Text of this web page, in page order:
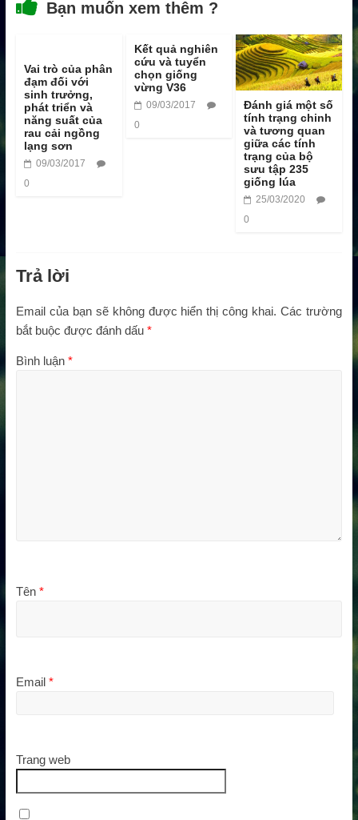
Bạn muốn xem thêm ?
Vai trò của phân
đạm đối với
sinh trưởng,
phát triển và
năng suất của
rau cải ngồng
lạng sơn
09/03/2017
0
Kết quả nghiên
cứu và tuyển
chọn giống
vừng V36
09/03/2017
0
Đánh giá một số
tính trạng chinh
và tương quan
giữa các tính
trạng của bộ
sưu tập 235
giống lúa
25/03/2020
0
Trả lời
Email của bạn sẽ không được hiển thị công khai. Các trường
bắt buộc được đánh dấu *
Bình luận *
Tên *
Email *
Trang web